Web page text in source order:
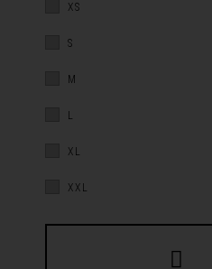
XS
S
M
L
XL
XXL